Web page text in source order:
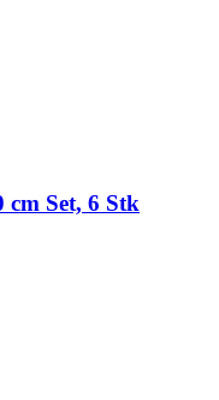
Set, 6 Stk